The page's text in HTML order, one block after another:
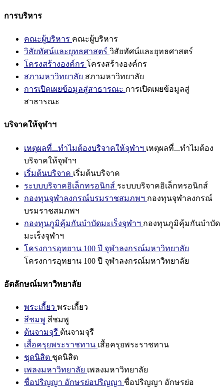
การบริหาร
คณะผู้บริหาร คณะผู้บริหาร
วิสัยทัศน์และยุทธศาสตร์ วิสัยทัศน์และยุทธศาสตร์
โครงสร้างองค์กร โครงสร้างองค์กร
สภามหาวิทยาลัย สภามหาวิทยาลัย
การเปิดเผยข้อมูลสู่สาธารณะ การเปิดเผยข้อมูลสู่
สาธารณะ
บริจาคให้จุฬาฯ
เหตุผลที่...ทำไมต้องบริจาคให้จุฬาฯ เหตุผลที่...ทำไมต้อง
บริจาคให้จุฬาฯ
เริ่มต้นบริจาค เริ่มต้นบริจาค
ระบบบริจาคอิเล็กทรอนิกส์ ระบบบริจาคอิเล็กทรอนิกส์
กองทุนจุฬาลงกรณ์บรมราชสมภพฯ กองทุนจุฬาลงกรณ์
บรมราชสมภพฯ
กองทุนภูมิคุ้มกันบำบัดมะเร็งจุฬาฯ กองทุนภูมิคุ้มกันบำบัด
มะเร็งจุฬาฯ
โครงการอุทยาน 100 ปี จุฬาลงกรณ์มหาวิทยาลัย
โครงการอุทยาน 100 ปี จุฬาลงกรณ์มหาวิทยาลัย
อัตลักษณ์มหาวิทยาลัย
พระเกี้ยว พระเกี้ยว
สีชมพู สีชมพู
ต้นจามจุรี ต้นจามจุรี
เสื้อครุยพระราชทาน เสื้อครุยพระราชทาน
ชุดนิสิต ชุดนิสิต
เพลงมหาวิทยาลัย เพลงมหาวิทยาลัย
ชื่อปริญญา อักษรย่อปริญญา ชื่อปริญญา อักษรย่อ